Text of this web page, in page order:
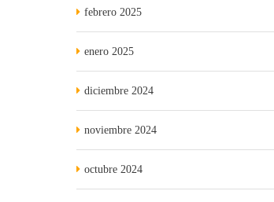
febrero 2025
enero 2025
diciembre 2024
noviembre 2024
octubre 2024